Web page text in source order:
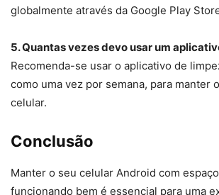
globalmente através da Google Play
5. Quantas vezes devo usar um
Recomenda-se usar o aplicativo de
como uma vez por semana, para manter
celular.
Conclusão
Manter o seu celular Android com
funcionando bem é essencial para uma